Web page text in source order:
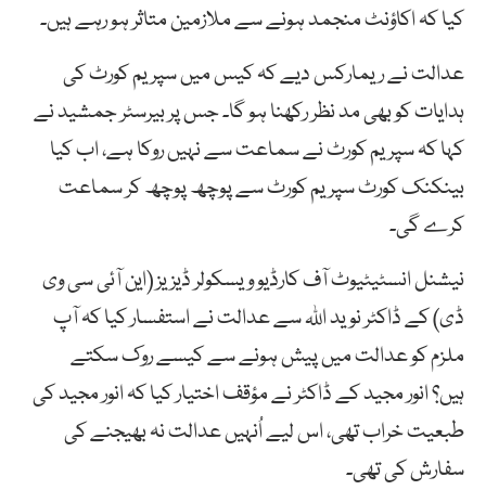
کیا کہ اکاؤنٹ منجمد ہونے سے ملازمین متاثر ہو رہے ہیں۔
عدالت نے ریمارکس دیے کہ کیس میں سپریم کورٹ کی
ہدایات کو بھی مد نظر رکھنا ہو گا۔ جس پر بیرسٹر جمشید نے
کہا کہ سپریم کورٹ نے سماعت سے نہیں روکا ہے، اب کیا
بینکنک کورٹ سپریم کورٹ سے پوچھ پوچھ کر سماعت
کرے گی۔
نیشنل انسٹیٹیوٹ آف کارڈیو ویسکولر ڈیزیز (این آئی سی وی
ڈی) کے ڈاکٹر نوید اللہ سے عدالت نے استفسار کیا کہ آپ
ملزم کو عدالت میں پیش ہونے سے کیسے روک سکتے
ہیں؟ انور مجید کے ڈاکٹر نے مؤقف اختیار کیا کہ انور مجید کی
طبعیت خراب تھی، اس لیے اُنہیں عدالت نہ بھیجنے کی
سفارش کی تھی۔